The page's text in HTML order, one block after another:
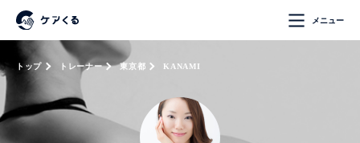
メニュー
トップ トレーナー 東京都 KANAMI